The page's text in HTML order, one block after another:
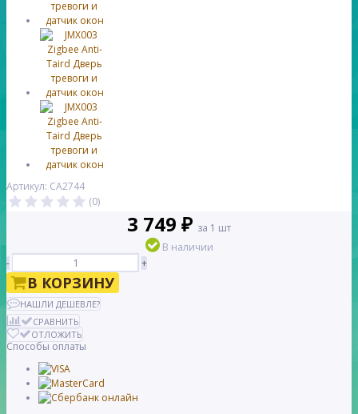
Артикул: CA2744
(0)
3 749 ₽ за 1 шт
В наличии
-
+
В КОРЗИНУ
НАШЛИ ДЕШЕВЛЕ?
СРАВНИТЬ
ОТЛОЖИТЬ
Способы оплаты